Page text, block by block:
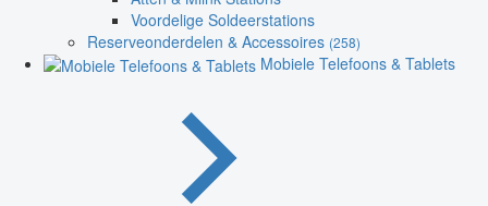
Voordelige Soldeerstations
Reserveonderdelen & Accessoires (258)
Mobiele Telefoons & Tablets